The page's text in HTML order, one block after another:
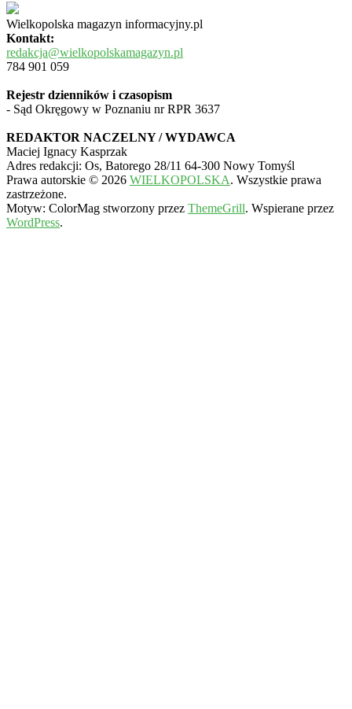
Wielkopolska magazyn informacyjny.pl
Kontakt:
redakcja@wielkopolskamagazyn.pl
784 901 059
Rejestr dzienników i czasopism
- Sąd Okręgowy w Poznaniu nr RPR 3637
REDAKTOR NACZELNY / WYDAWCA
Maciej Ignacy Kasprzak
Adres redakcji: Os, Batorego 28/11 64-300 Nowy Tomyśl
Prawa autorskie © 2026 WIELKOPOLSKA. Wszystkie prawa
zastrzeżone.
Motyw: ColorMag stworzony przez ThemeGrill. Wspierane przez
WordPress.